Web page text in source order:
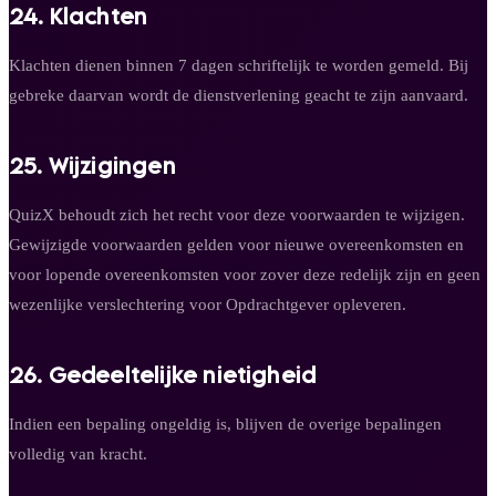
24. Klachten
Klachten dienen binnen 7 dagen schriftelijk te worden gemeld. Bij
gebreke daarvan wordt de dienstverlening geacht te zijn aanvaard.
25. Wijzigingen
QuizX behoudt zich het recht voor deze voorwaarden te wijzigen.
Gewijzigde voorwaarden gelden voor nieuwe overeenkomsten en
voor lopende overeenkomsten voor zover deze redelijk zijn en geen
wezenlijke verslechtering voor Opdrachtgever opleveren.
26. Gedeeltelijke nietigheid
Indien een bepaling ongeldig is, blijven de overige bepalingen
volledig van kracht.